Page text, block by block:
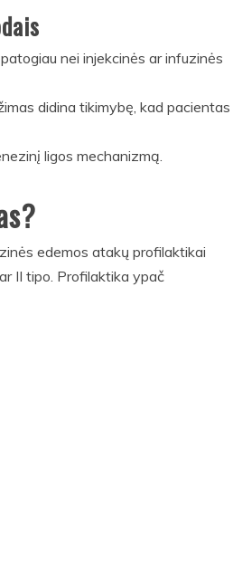
nei injekcinės ar infuzinės
didina tikimybę, kad pacientas
ligos mechanizmą.
edemos atakų profilaktikai
II tipo. Profilaktika ypač